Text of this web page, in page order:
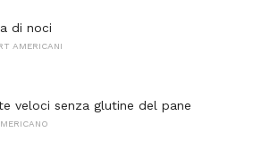
di noci
AMERICANI
veloci senza glutine del pane